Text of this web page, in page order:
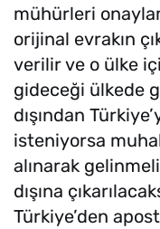
mühürleri
orijinal evrakın
verilir ve o ülke
gideceği ülkede
dışından
isteniyorsa
alınarak
dışına
Türkiye’den